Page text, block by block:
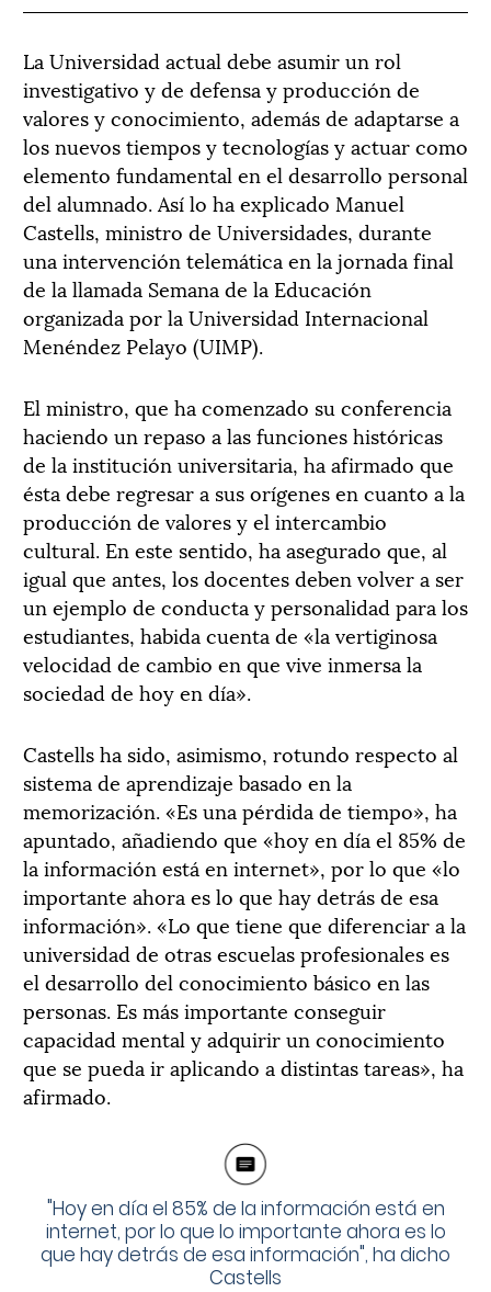
La Universidad actual debe asumir un rol
investigativo y de defensa y producción de
valores y conocimiento, además de adaptarse a
los nuevos tiempos y tecnologías y actuar como
elemento fundamental en el desarrollo personal
del alumnado. Así lo ha explicado Manuel
Castells, ministro de Universidades, durante
una intervención telemática en la jornada final
de la llamada Semana de la Educación
organizada por la Universidad Internacional
Menéndez Pelayo (UIMP).
El ministro, que ha comenzado su conferencia
haciendo un repaso a las funciones históricas
de la institución universitaria, ha afirmado que
ésta debe regresar a sus orígenes en cuanto a la
producción de valores y el intercambio
cultural. En este sentido, ha asegurado que, al
igual que antes, los docentes deben volver a ser
un ejemplo de conducta y personalidad para los
estudiantes, habida cuenta de «la vertiginosa
velocidad de cambio en que vive inmersa la
sociedad de hoy en día».
Castells ha sido, asimismo, rotundo respecto al
sistema de aprendizaje basado en la
memorización. «Es una pérdida de tiempo», ha
apuntado, añadiendo que «hoy en día el 85% de
la información está en internet», por lo que «lo
importante ahora es lo que hay detrás de esa
información». «Lo que tiene que diferenciar a la
universidad de otras escuelas profesionales es
el desarrollo del conocimiento básico en las
personas. Es más importante conseguir
capacidad mental y adquirir un conocimiento
que se pueda ir aplicando a distintas tareas», ha
afirmado.
"Hoy en día el 85% de la información está en
internet, por lo que lo importante ahora es lo
que hay detrás de esa información", ha dicho
Castells